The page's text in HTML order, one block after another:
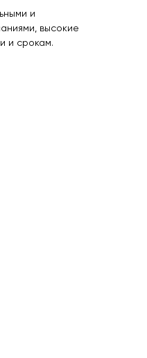
и
высокие
и срокам.